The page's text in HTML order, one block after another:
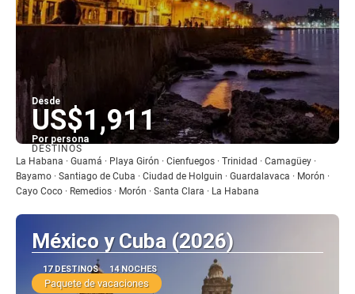
Desde
US$1,911
Por persona
Ver
DESTINOS
La Habana · Guamá · Playa Girón · Cienfuegos · Trinidad · Camagüey ·
Bayamo · Santiago de Cuba · Ciudad de Holguin · Guardalavaca · Morón ·
Cayo Coco · Remedios · Morón · Santa Clara · La Habana
México y Cuba (2026)
17 DESTINOS 14 NOCHES
Paquete de vacaciones